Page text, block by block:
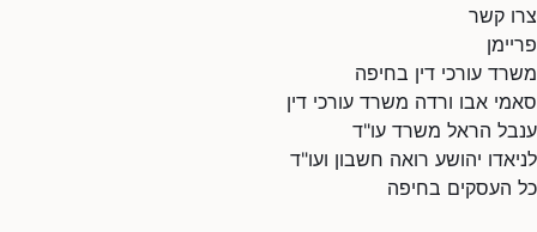
צרו קשר
פריימן
משרד עורכי דין בחיפה
סאמי אבו ורדה משרד עורכי דין
ענבל הראל משרד עו"ד
לניאדו יהושע רואה חשבון ועו"ד
כל העסקים בחיפה